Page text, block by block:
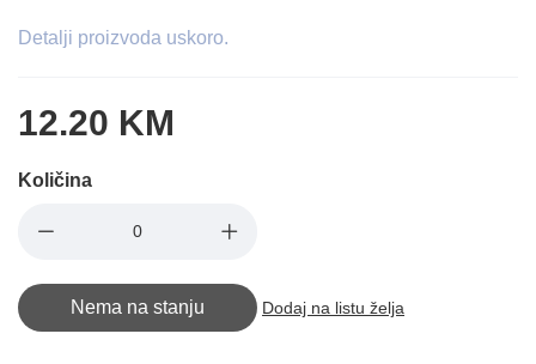
Detalji proizvoda uskoro.
12.20 KM
Količina
Nema na stanju Dodaj na listu želja